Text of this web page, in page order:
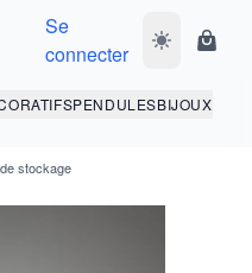
Se
connecter
Basculer le
PENDULESBIJOUX
stockage